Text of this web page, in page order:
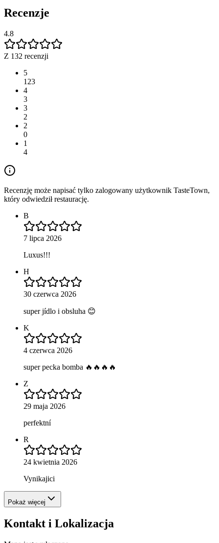
Recenzje
4.8
Z 132 recenzji
5
123
4
3
3
2
2
0
1
4
Recenzję może napisać tylko zalogowany użytkownik TasteTown,
który odwiedził restaurację.
B
7 lipca 2026
Luxus!!!
H
30 czerwca 2026
super jídlo i obsluha 😊
K
4 czerwca 2026
super pecka bomba 🔥🔥🔥🔥
Z
29 maja 2026
perfektní
R
24 kwietnia 2026
Vynikajici
Pokaż więcej
Kontakt i Lokalizacja